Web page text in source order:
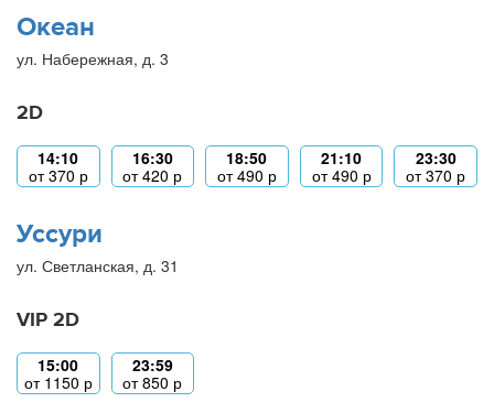
Океан
ул. Набережная, д. 3
2D
14:10
от370 р
16:30
от420 р
18:50
от490 р
21:10
от490 р
23:30
от370 р
Уссури
ул. Светланская, д. 31
VIP 2D
15:00
от 1150 р
23:59
от850 р